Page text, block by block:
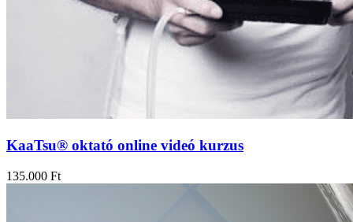
KaaTsu® oktató online videó kurzus
135.000 Ft